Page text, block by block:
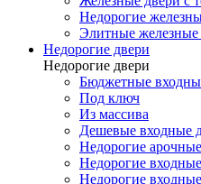
Недорогие
Элитные железные
Недорогие двери
Недорогие двери
Бюджетные
Под ключ
Из массива
Дешевые входные
Недорогие
Недорогие
Недорогие